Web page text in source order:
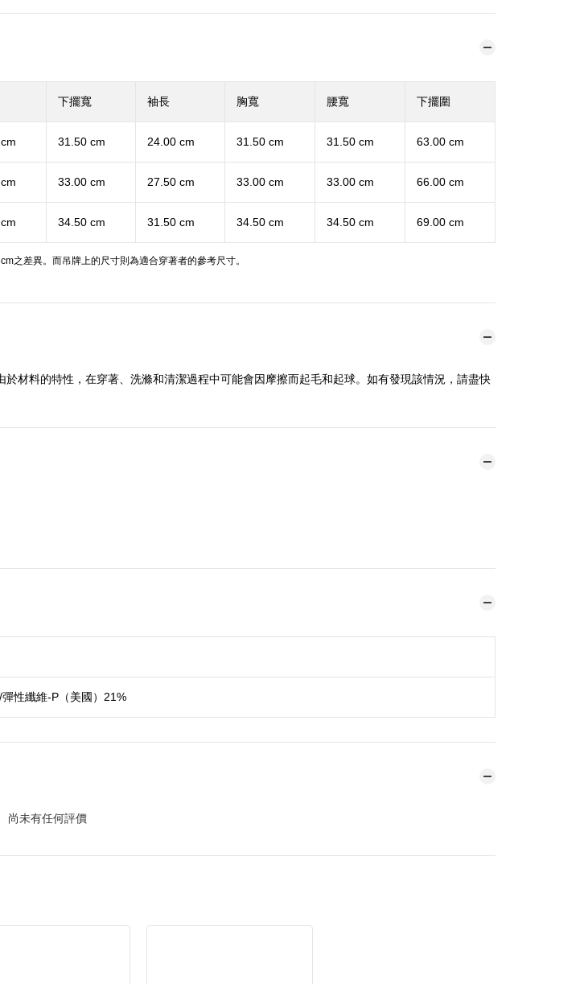
下擺寬 袖長 胸寬 腰寬 下擺圍
31.50 cm 24.00 cm 31.50 cm 31.50 cm 63.00 cm
33.00 cm 27.50 cm 33.00 cm 33.00 cm 66.00 cm
34.50 cm 31.50 cm 34.50 cm 34.50 cm 69.00 cm
之差異。而吊牌上的尺寸則為適合穿著者的參考尺寸。
材料的特性，在穿著、洗滌和清潔過程中可能會因摩擦而起毛和起球。如有發現該情況，請盡快
性纖維-P（美國）21%
尚未有任何評價